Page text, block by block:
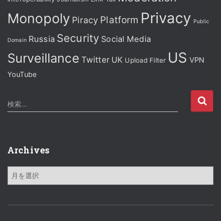
Monopoly Piracy Platform Privacy Public
Domain Russia Security Social Media
Surveillance Twitter UK Upload Filter US VPN
YouTube
検
索
検索…
Archives
h